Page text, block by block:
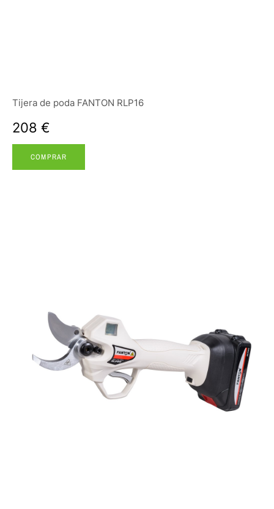
Tijera de poda FANTON RLP16
208 €
COMPRAR